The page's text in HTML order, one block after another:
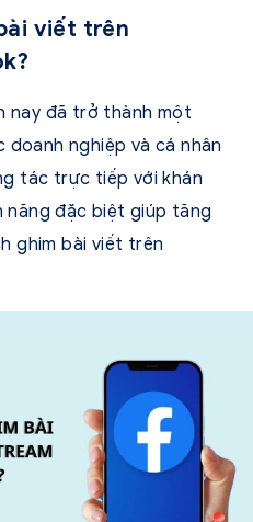
viết trên
nay đã trở thành một
doanh nghiệp và cá nhân
tác trực tiếp với khán
đặc biệt giúp tăng
ghim bài viết trên